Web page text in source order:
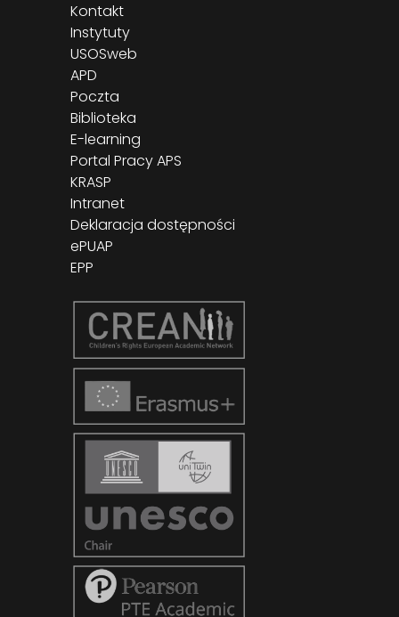
Kontakt
Instytuty
USOSweb
APD
Poczta
Biblioteka
E-learning
Portal Pracy APS
KRASP
Intranet
Deklaracja dostępności
ePUAP
EPP